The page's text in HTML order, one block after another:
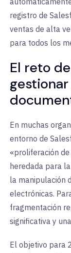
registro de
ventas de alta
para todos los
El reto
En muchas
entorno de
«proliferación
heredada para
la manipulación
electrónicas.
fragmentación
significativa y
El objetivo para